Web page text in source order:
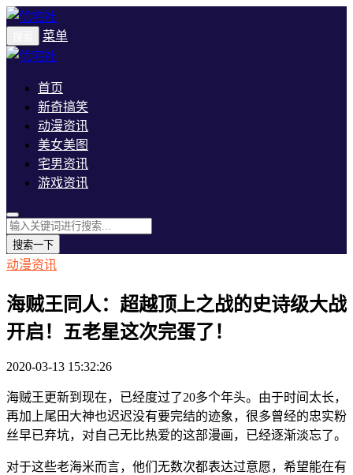
菜单
首页
新奇搞笑
动漫资讯
美女美图
宅男资讯
游戏资讯
搜索一下
动漫资讯
海贼王同人：超越顶上之战的史诗级大战
开启！五老星这次完蛋了！
2020-03-13 15:32:26
海贼王更新到现在，已经度过了20多个年头。由于时间太长，
再加上尾田大神也迟迟没有要完结的迹象，很多曾经的忠实粉
丝早已弃坑，对自己无比热爱的这部漫画，已经逐渐淡忘了。
对于这些老海米而言，他们无数次都表达过意愿，希望能在有